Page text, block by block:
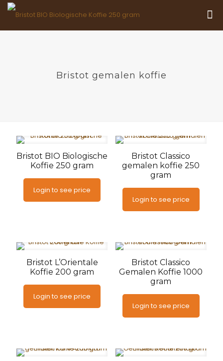
Bristot gemalen koffie
Bristot BIO Biologische
Koffie 250 gram
Login to see price
Bristot Classico
gemalen koffie 250
gram
Login to see price
Bristot L’Orientale
Koffie 200 gram
Login to see price
Bristot Classico
Gemalen Koffie 1000
gram
Login to see price